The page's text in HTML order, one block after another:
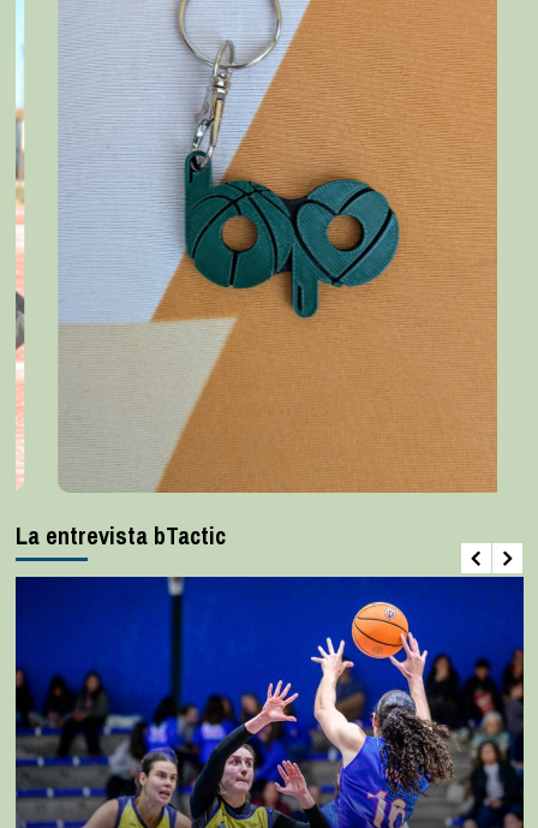
La entrevista bTactic